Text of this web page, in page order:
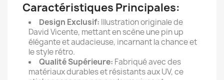
Caractéristiques Principales:
Design Exclusif: Illustration originale de
David Vicente, mettant en scène une pin up
élégante et audacieuse, incarnant la chance et
le style rétro.
Qualité Supérieure: Fabriqué avec des
matériaux durables et résistants aux UV, ce